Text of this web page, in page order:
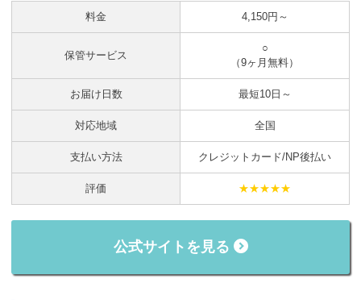
料金 4,150円～
保管サービス
○
（9ヶ月無料）
お届け日数 最短10日～
対応地域 全国
支払い方法 クレジットカード/NP後払い
評価 ★★★★★
公式サイトを見る